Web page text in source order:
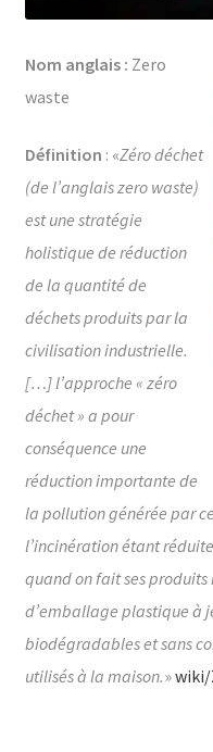
Nom anglais : Zero
waste
Définition : «Zéro déchet
(de l’anglais zero waste)
est une stratégie
holistique de réduction
de la quantité de
déchets produits par la
civilisation industrielle.
[…] l’approche « zéro
déchet » a pour
conséquence une
réduction importante de
la pollution générée par
l’incinération étant
quand on fait ses produits
d’emballage plastique à
biodégradables et sans
utilisés à la maison.»wiki/